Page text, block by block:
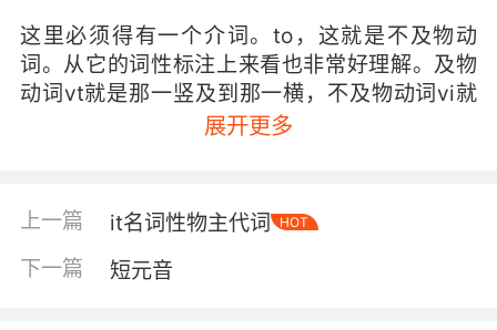
这里必须得有一个介词。to，这就是不及物动
词。从它的词性标注上来看也非常好理解。及物
动词vt就是那一竖及到那一横，不及物动词vi就
是那一竖不及到那一点。再接下来及物动词不及
们通常叫助动词。auxiliary verb。助动词。那么
助动词呢auxiliary verb是专门的一种词性，它不
能单独做谓语，它一定要和另外一个动词在一
展开更多
上一篇 it名词性物主代词 HOT
下一篇 短元音